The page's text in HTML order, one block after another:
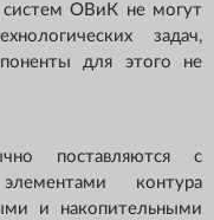
систем ОВиК не могут
задач,
для этого не
поставляются с
контура
и накопительными